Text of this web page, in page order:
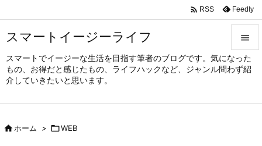
スマートイージーライフ
スマートでイージーな生活を目指す筆者のブログです。気になった
もの、お得だと感じたもの、ライフハックなど、ジャンル問わず紹
介していきたいと思います。


メニュ
サイド
 RSS Feedly
ホーム > WEB